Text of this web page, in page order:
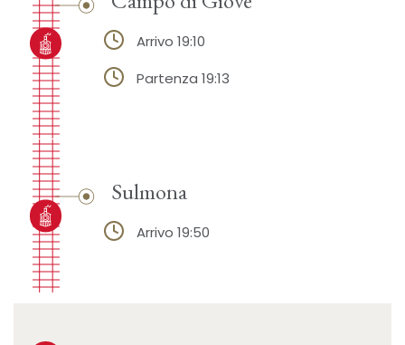
Arrivo 19:10
Partenza 19:13
Sulmona
Arrivo 19:50